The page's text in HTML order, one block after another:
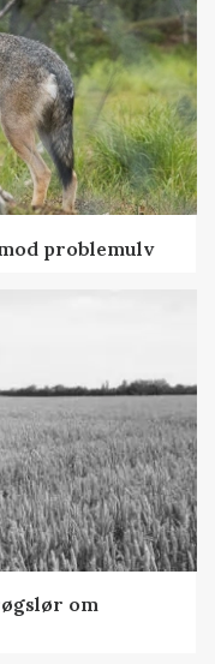
problemulv
om